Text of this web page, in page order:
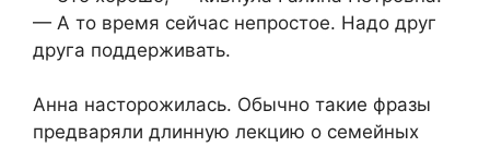
— А то время сейчас непростое. Надо друг
друга поддерживать.
Анна насторожилась. Обычно такие фразы
предваряли длинную лекцию о семейных